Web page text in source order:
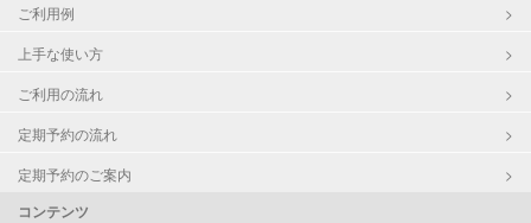
ご利用例
上手な使い方
ご利用の流れ
定期予約の流れ
定期予約のご案内
コンテンツ